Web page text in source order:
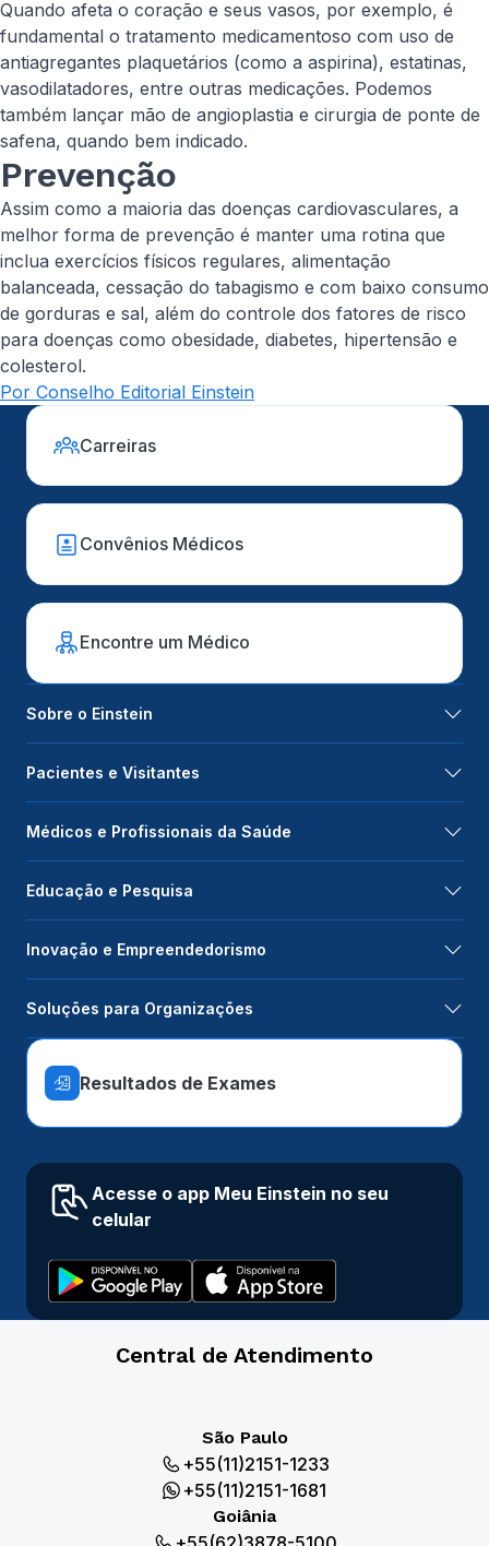
Quando afeta o coração e seus vasos, por exemplo, é
fundamental o tratamento medicamentoso com uso de
antiagregantes plaquetários (como a aspirina), estatinas,
vasodilatadores, entre outras medicações. Podemos
também lançar mão de angioplastia e cirurgia de ponte de
safena, quando bem indicado.
Prevenção
Assim como a maioria das doenças cardiovasculares, a
melhor forma de prevenção é manter uma rotina que
inclua exercícios físicos regulares, alimentação
balanceada, cessação do tabagismo e com baixo consumo
de gorduras e sal, além do controle dos fatores de risco
para doenças como obesidade, diabetes, hipertensão e
colesterol.
Por Conselho Editorial Einstein
Carreiras
Convênios Médicos
Encontre um Médico
Sobre o Einstein
Pacientes e Visitantes
Médicos e Profissionais da Saúde
Educação e Pesquisa
Inovação e Empreendedorismo
Soluções para Organizações
Resultados de Exames
Acesse o app Meu Einstein no seu
celular
Central de Atendimento
São Paulo
+55(11)2151-1233
+55(11)2151-1681
Goiânia